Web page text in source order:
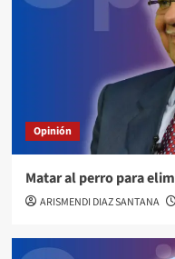
Opinión
Matar al perro para
ARISMENDI DIAZ SANTANA